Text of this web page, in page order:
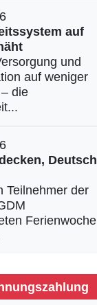
auf
und
auf weniger
die
Deutsch
Teilnehmer der
Ferienwoche